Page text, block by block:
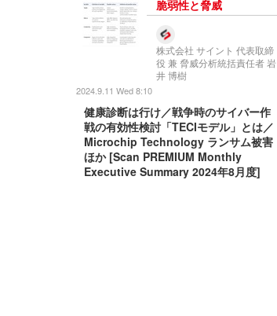
脆弱性と脅威
株式会社 サイント 代表取締
役 兼 脅威分析統括責任者 岩
井 博樹
2024.9.11 Wed 8:10
健康診断は行け／戦争時のサイバー作
戦の有効性検討「TECIモデル」とは／
Microchip Technology ランサム被害
ほか [Scan PREMIUM Monthly
Executive Summary 2024年8月度]